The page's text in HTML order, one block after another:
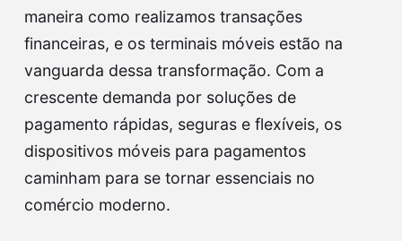
maneira como realizamos transações
financeiras, e os terminais móveis estão na
vanguarda dessa transformação. Com a
crescente demanda por soluções de
pagamento rápidas, seguras e flexíveis, os
dispositivos móveis para pagamentos
caminham para se tornar essenciais no
comércio moderno.